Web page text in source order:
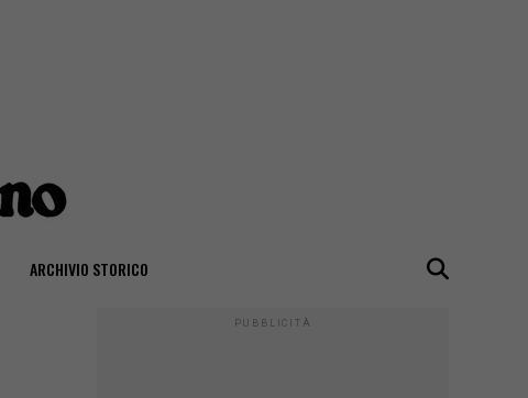
ARCHIVIO STORICO
PUBBLICITÀ